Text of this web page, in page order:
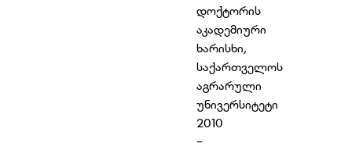
დოქტორის
აკადემიური
ხარისხი,
საქართველოს
აგრარული
უნივერსიტეტი
2010
-